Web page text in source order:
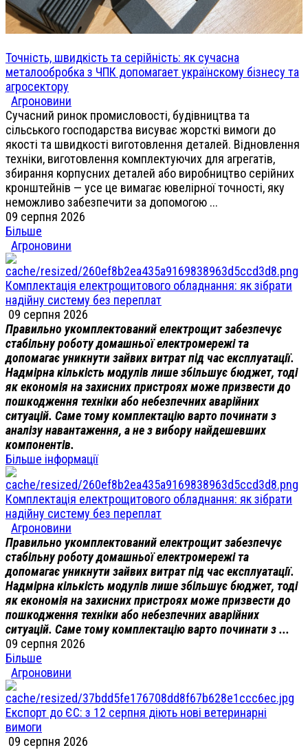
Точність, швидкість та серійність: як сучасна
металообробка з ЧПК допомагает українскому бізнесу та
агросектору
Агроновини
Сучасний ринок промисловості, будівництва та
сільського господарства висуває жорсткі вимоги до
якості та швидкості виготовлення деталей. Відновлення
техніки, виготовлення комплектуючих для агрегатів,
збирання корпусних деталей або виробництво серійних
кронштейнів — усе це вимагає ювелірної точності, яку
неможливо забезпечити за допомогою ...
09 серпня 2026
Більше
Агроновини
Комплектація електрощитового обладнання: як зібрати
надійну систему без переплат
09 серпня 2026
Правильно укомплектований електрощит забезпечує
стабільну роботу домашньої електромережі та
допомагає уникнути зайвих витрат під час експлуатації.
Надмірна кількість модулів лише збільшує бюджет, тоді
як економія на захисних пристроях може призвести до
пошкодження техніки або небезпечних аварійних
ситуацій. Саме тому комплектацію варто починати з
аналізу навантаження, а не з вибору найдешевших
компонентів.
Більше інформації
Комплектація електрощитового обладнання: як зібрати
надійну систему без переплат
Агроновини
Правильно укомплектований електрощит забезпечує
стабільну роботу домашньої електромережі та
допомагає уникнути зайвих витрат під час експлуатації.
Надмірна кількість модулів лише збільшує бюджет, тоді
як економія на захисних пристроях може призвести до
пошкодження техніки або небезпечних аварійних
ситуацій. Саме тому комплектацію варто починати з ...
09 серпня 2026
Більше
Агроновини
Експорт до ЄС: з 12 серпня діють нові ветеринарні
вимоги
09 серпня 2026